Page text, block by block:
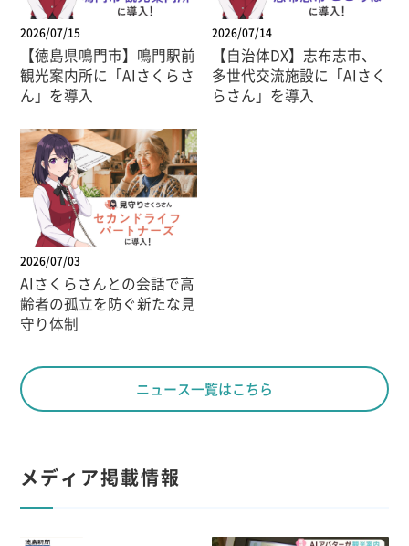
2026/07/15
【徳島県鳴門市】鳴門駅前
観光案内所に「AIさくらさ
ん」を導入
2026/07/14
【自治体DX】志布志市、
多世代交流施設に「AIさく
らさん」を導入
2026/07/03
AIさくらさんとの会話で高
齢者の孤立を防ぐ新たな見
守り体制
ニュース一覧はこちら
メディア掲載情報